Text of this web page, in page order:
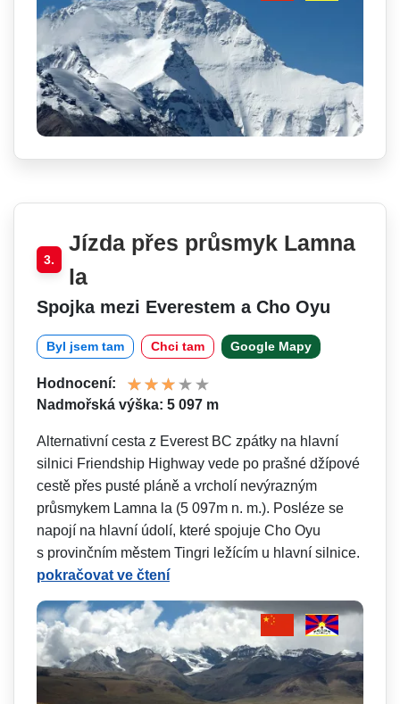
3.
Jízda přes průsmyk Lamna
la
Spojka mezi Everestem a Cho Oyu
Byl jsem tam Chci tam Google Mapy
Hodnocení:
Nadmořská výška: 5 097 m
Alternativní cesta z Everest BC zpátky na hlavní
silnici Friendship Highway vede po prašné džípové
cestě přes pusté pláně a vrcholí nevýrazným
průsmykem Lamna la (5 097m n. m.). Posléze se
napojí na hlavní údolí, které spojuje Cho Oyu
s provinčním městem Tingri ležícím u hlavní silnice.
pokračovat ve čtení